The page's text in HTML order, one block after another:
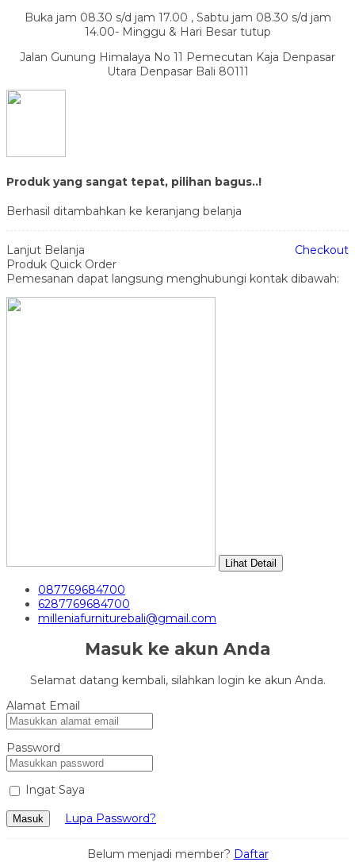
Buka jam 08.30 s/d jam 17.00 , Sabtu jam 08.30 s/d jam
14.00- Minggu & Hari Besar tutup
Jalan Gunung Himalaya No 11 Pemecutan Kaja Denpasar
Utara Denpasar Bali 80111
Produk yang sangat tepat, pilihan bagus..!
Berhasil ditambahkan ke keranjang belanja
Lanjut Belanja
Checkout
Produk Quick Order
Pemesanan dapat langsung menghubungi kontak dibawah:
Lihat Detail
087769684700
6287769684700
milleniafurniturebali@gmail.com
Masuk ke akun Anda
Selamat datang kembali, silahkan login ke akun Anda.
Alamat Email
Password
Ingat Saya
Masuk Lupa Password?
Belum menjadi member? Daftar